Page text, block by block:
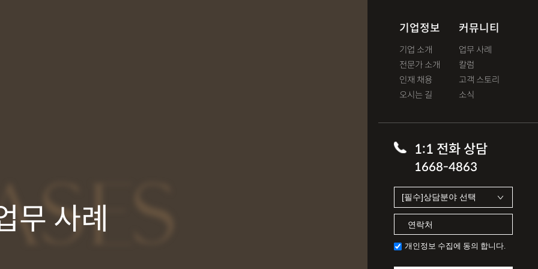
기업정보
기업 소개
전문가 소개
인재 채용
오시는 길
커뮤니티
업무 사례
칼럼
고객 스토리
소식
1:1 전화 상담
1668-4863
개인정보 수집에 동의 합니다.
무 사례